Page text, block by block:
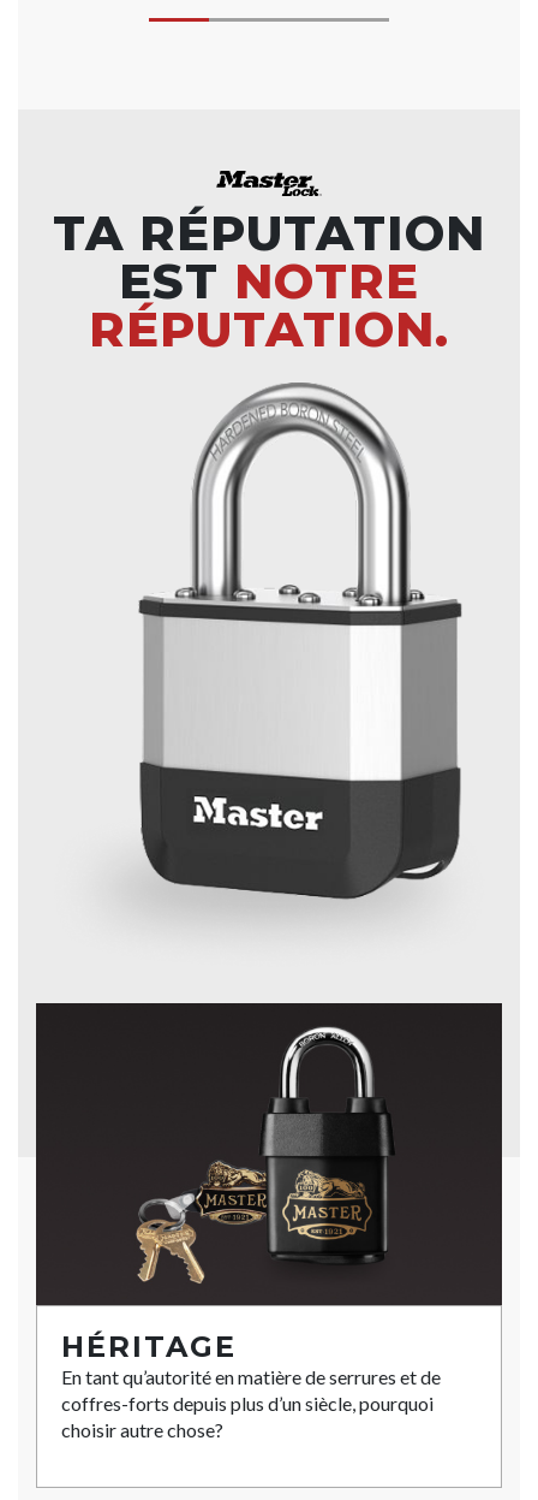
TA RÉPUTATION
EST NOTRE
RÉPUTATION.
HÉRITAGE
En tant qu’autorité en matière de serrures et de
coffres-forts depuis plus d’un siècle, pourquoi
choisir autre chose?